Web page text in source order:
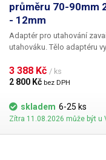
průměru 70-90mm
- 12mm
Adaptér pro utahování
utahováku. Tělo adaptéru
lze libovolně do adaptéru
víček. Model s otvorem 12mm není dodáván s bitem jelikož není určen
která má
3 388 Kč / ks
2 800 Kč bez DPH
skladem 6-25 ks
Zítra 11.08.2026 může být u